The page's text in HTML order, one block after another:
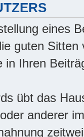
eines
guten
in Ihren
übt das
anderer